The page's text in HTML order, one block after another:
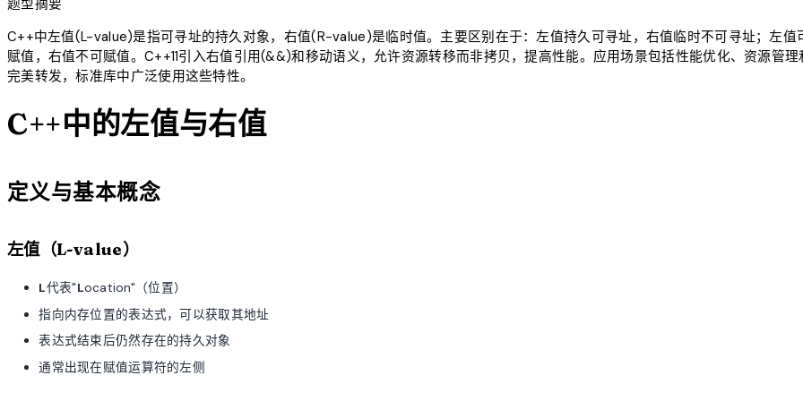
C++中左值(L-value)是指可寻址的持久对象，右值(R-value)是临时值。主要区别在于：左值持久可寻址，右值临时不可寻址；左值
赋值，右值不可赋值。C++11引入右值引用(&&)和移动语义，允许资源转移而非拷贝，提高性能。应用场景包括性能优化、资源管理
完美转发，标准库中广泛使用这些特性。
C++中的左值与右值
定义与基本概念
左值（L-value）
L代表"Location"（位置）
指向内存位置的表达式，可以获取其地址
表达式结束后仍然存在的持久对象
通常出现在赋值运算符的左侧